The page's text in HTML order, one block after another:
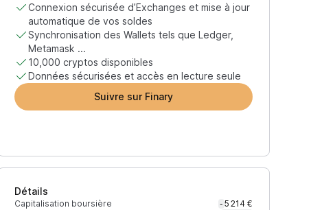
Connexion sécurisée d’Exchanges et mise à jour
automatique de vos soldes
Synchronisation des Wallets tels que Ledger,
Metamask ...
10,000 cryptos disponibles
Données sécurisées et accès en lecture seule
Suivre sur Finary
Détails
Capitalisation boursière - 5 214 €